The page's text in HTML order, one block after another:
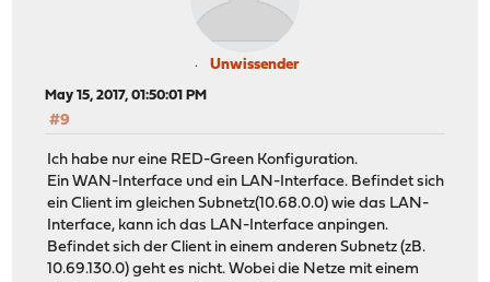
Unwissender
May 15, 2017, 01:50:01 PM
#9
Ich habe nur eine RED-Green Konfiguration.
Ein WAN-Interface und ein LAN-Interface. Befindet sich
ein Client im gleichen Subnetz(10.68.0.0) wie das LAN-
Interface, kann ich das LAN-Interface anpingen.
Befindet sich der Client in einem anderen Subnetz (zB.
10.69.130.0) geht es nicht. Wobei die Netze mit einem